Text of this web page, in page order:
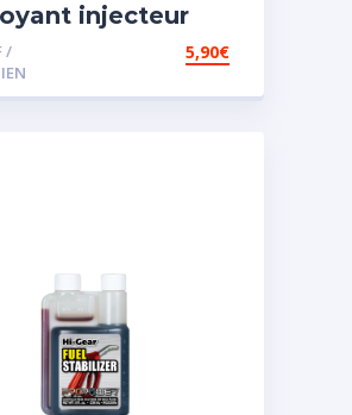
injecteur
/
5,90€